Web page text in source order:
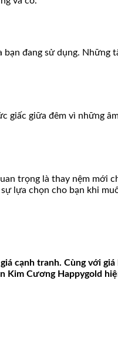
đang sử dụng. Những
giấc giữa đêm vì những
trọng là thay nệm mới
lựa chọn cho bạn khi
cạnh tranh. Cùng với giá
Kim Cương Happygold